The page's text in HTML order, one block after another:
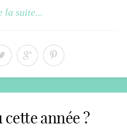
la suite...
année ?